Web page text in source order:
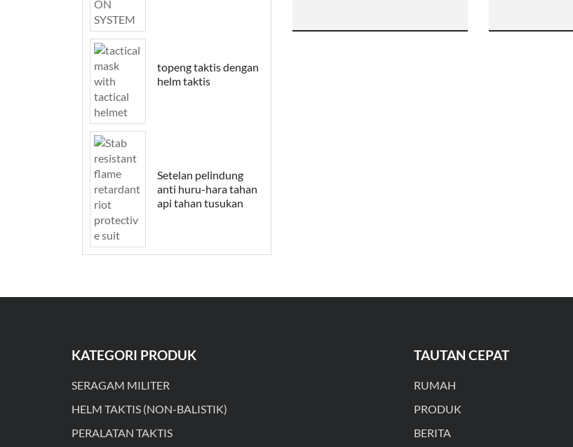
topeng taktis dengan
helm taktis
Setelan pelindung
anti huru-hara tahan
api tahan tusukan
KATEGORI PRODUK
SERAGAM MILITER
HELM TAKTIS (NON-BALISTIK)
PERALATAN TAKTIS
TAUTAN CEPAT
RUMAH
PRODUK
BERITA